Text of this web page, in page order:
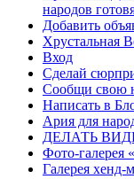
народов
Добавить
Хрустальная
Вход
Сделай
Сообщи свою
Написать в
Ария для
ДЕЛАТЬ
Фото-галерея
Галерея хенд-